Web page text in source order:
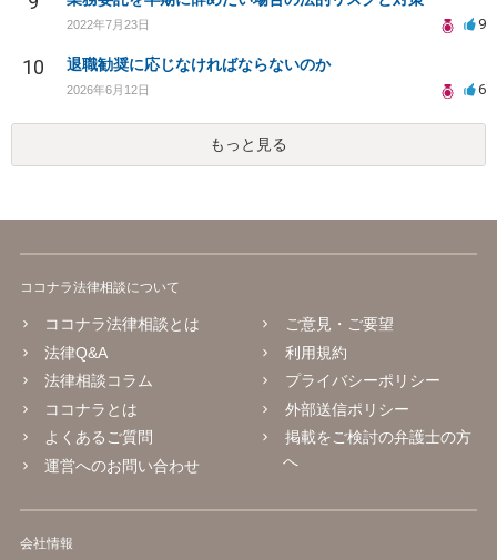
2022年7月23日 9
10 退職勧奨に応じなければならないのか
2026年6月12日 6
もっと見る
ココナラ法律相談について
ココナラ法律相談とは
法律Q&A
法律相談コラム
ココナラとは
よくあるご質問
運営へのお問い合わせ
ご意見・ご要望
利用規約
プライバシーポリシー
外部送信ポリシー
掲載をご検討の弁護士の方
へ
会社情報